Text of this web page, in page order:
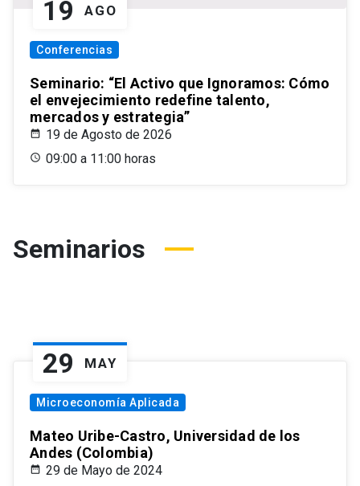
19 AGO
Conferencias
Seminario: “El Activo que Ignoramos: Cómo
el envejecimiento redefine talento,
mercados y estrategia”
19 de Agosto de 2026
09:00 a 11:00 horas
Seminarios
29 MAY
Microeconomía Aplicada
Mateo Uribe-Castro, Universidad de los
Andes (Colombia)
29 de Mayo de 2024